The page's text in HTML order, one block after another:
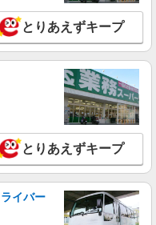
とりあえずキープ
とりあえずキープ
イバー